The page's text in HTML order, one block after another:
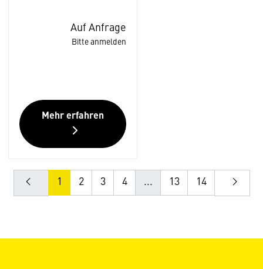
Auf Anfrage
Bitte anmelden
Mehr erfahren
1 2 3 4 ... 13 14